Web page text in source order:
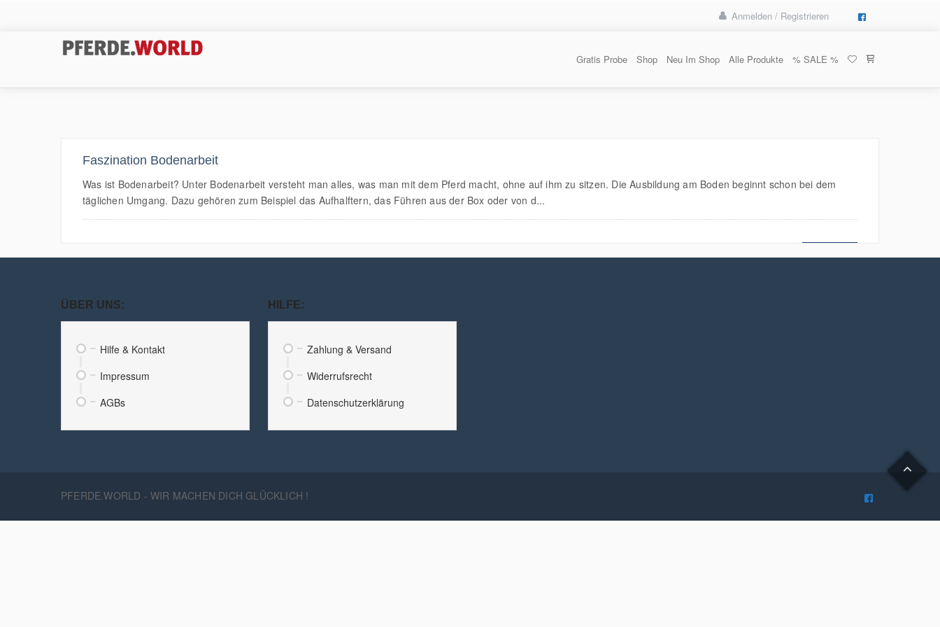
Anmelden / Registrieren
Gratis Probe Shop Neu Im Shop Alle Produkte % SALE %
Faszination Bodenarbeit
Was ist Bodenarbeit? Unter Bodenarbeit versteht man alles, was man mit dem Pferd macht, ohne auf ihm zu sitzen. Die Ausbildung am Boden beginnt schon bei dem
täglichen Umgang. Dazu gehören zum Beispiel das Aufhalftern, das Führen aus der Box oder von d...
ÜBER UNS:
Hilfe & Kontakt
Impressum
AGBs
HILFE:
Zahlung & Versand
Widerrufsrecht
Datenschutzerklärung
PFERDE.WORLD - WIR MACHEN DICH GLÜCKLICH !